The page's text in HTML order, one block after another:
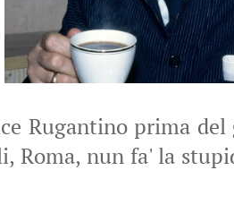
Rugantino prima
Roma, nun fa' la